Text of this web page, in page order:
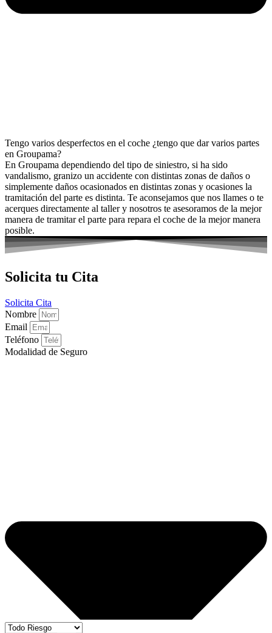
Tengo varios desperfectos en el coche ¿tengo que dar varios partes
en Groupama?
En Groupama dependiendo del tipo de siniestro, si ha sido
vandalismo, granizo un accidente con distintas zonas de daños o
simplemente daños ocasionados en distintas zonas y ocasiones la
tramitación del parte es distinta. Te aconsejamos que nos llames o te
acerques directamente al taller y nosotros te asesoramos de la mejor
manera de tramitar el parte para repara el coche de la mejor manera
posible.
Solicita tu Cita
Solicita Cita
Nombre
Email
Teléfono
Modalidad de Seguro